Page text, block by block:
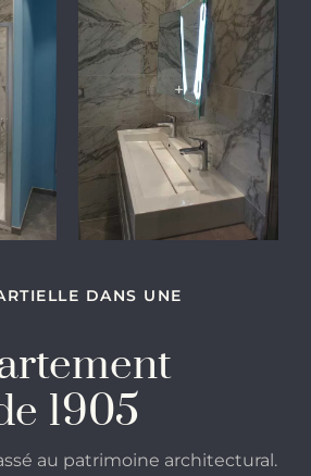
+
DANS UNE
1905
au patrimoine architectural.